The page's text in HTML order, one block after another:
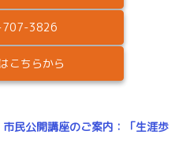
3826
こちらから
民公開講座のご案内：「生涯歩